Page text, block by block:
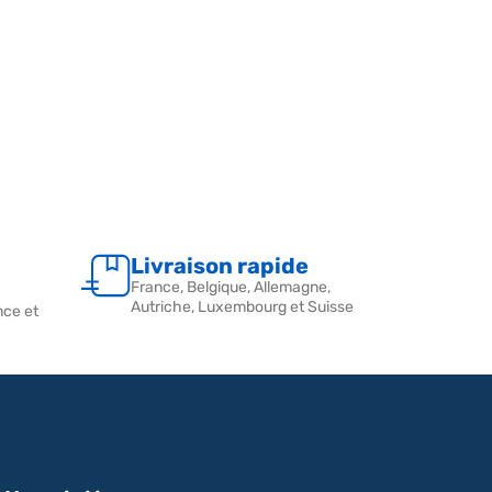
et
Livraison rapide
France, Belgique, Allemagne,
Autriche, Luxembourg et Suisse